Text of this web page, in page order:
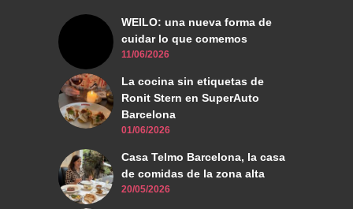
WEILO: una nueva forma de
cuidar lo que comemos
11/06/2026
La cocina sin etiquetas de
Ronit Stern en SuperAuto
Barcelona
01/06/2026
Casa Telmo Barcelona, la casa
de comidas de la zona alta
20/05/2026